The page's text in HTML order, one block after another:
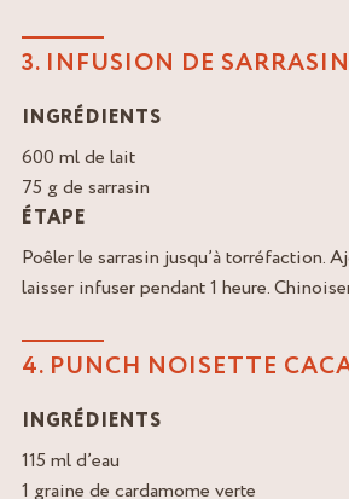
3. INFUSION DE SARRASIN
INGRÉDIENTS
600 ml de lait
75 g de sarrasin
ÉTAPE
Poêler le sarrasin jusqu’à torréfaction.
laisser infuser pendant 1 heure.
4. PUNCH NOISETTE
INGRÉDIENTS
115 ml d’eau
1 graine de cardamome verte